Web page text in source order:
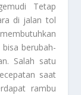
Tetap
di jalan tol
berubah-
Salah satu
saat
rambu